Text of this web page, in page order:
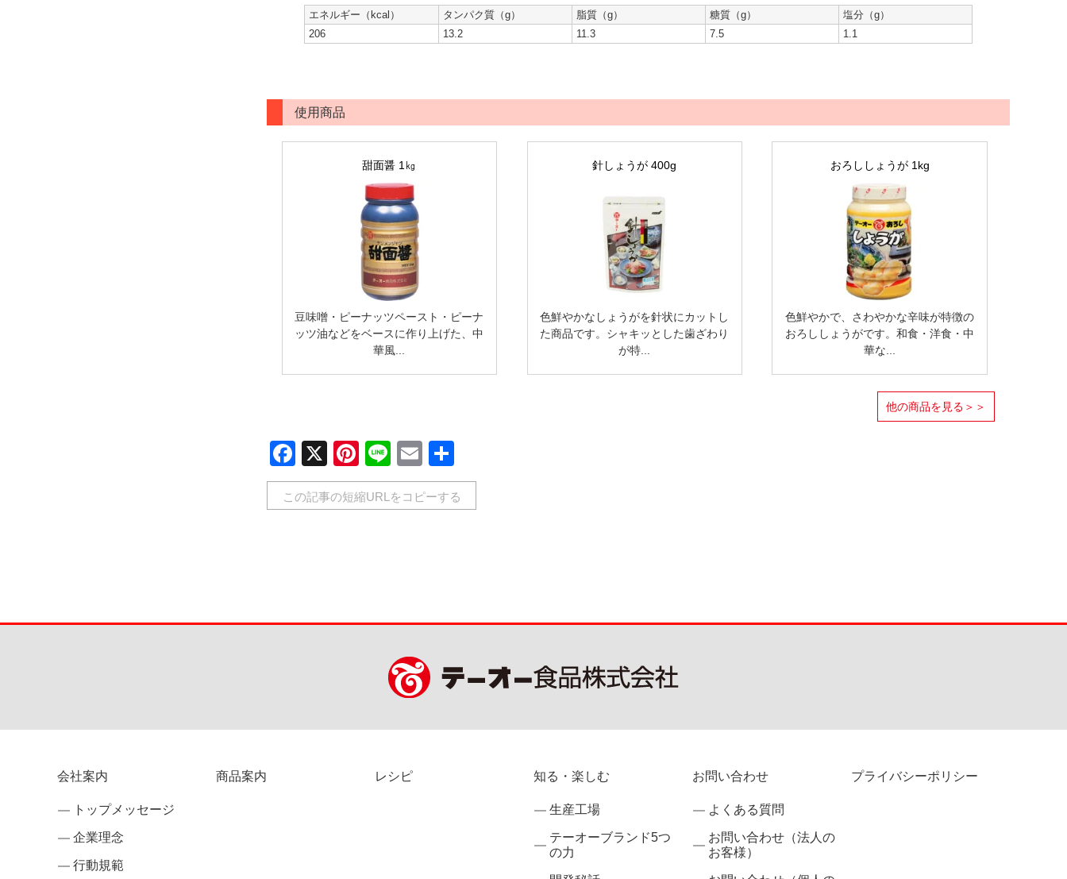
エネルギー（kcal） タンパク質（g） 脂質（g） 糖質（g）
塩分（g）
206
13.2 11.3 7.5 1.1
使用商品
甜面醤 1㎏
豆味噌・ピーナッツペースト・ピーナ
ッツ油などをベースに作り上げた、中
華風...
針しょうが 400g
色鮮やかなしょうがを針状にカットし
た商品です。シャキッとした歯ざわり
が特...
おろししょうが 1kg
色鮮やかで、さわやかな辛味が特徴の
おろししょうがです。和食・洋食・中
華な...
他の商品を見る＞＞
Facebook
X Pinterest
LineEmail
有
この記事の短縮URLをコピーする
会社案内
トップメッセージ
企業理念
行動規範
商品案内 レシピ 知る・楽しむ
生産工場
テーオーブランド5つ
の力
お問い合わせ
よくある質問
お問い合わせ（法人の
お客様）
プライバシーポリシー